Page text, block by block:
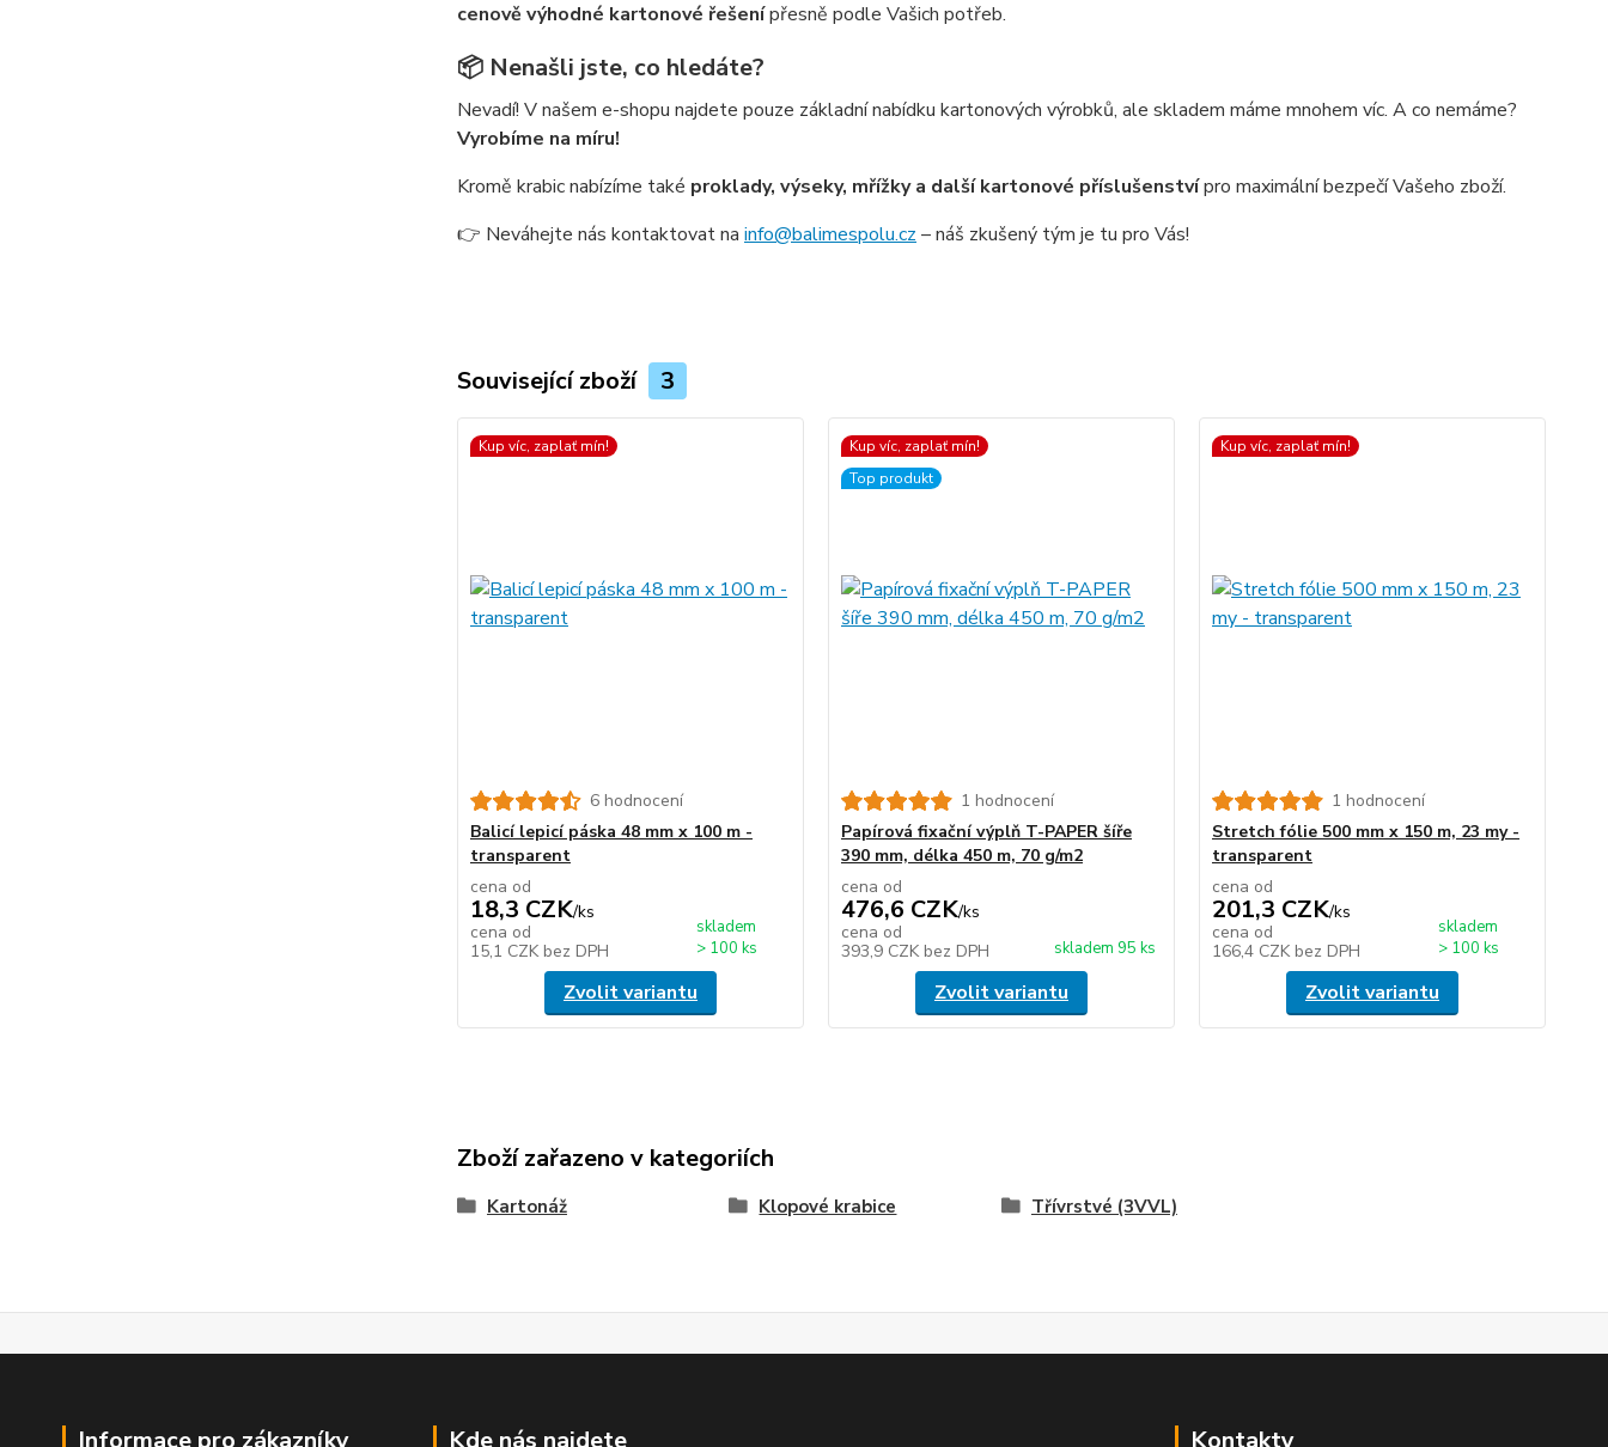
cenově výhodné kartonové řešenípřesně podle Vašich potřeb.
📦 Nenašli jste, co hledáte?
Nevadí! V našem e-shopu najdete pouze základní nabídku kartonových výrobků, ale skladem máme mnohem víc. A co nemáme?
Vyrobíme na míru!
Kromě krabic nabízíme také proklady, výseky, mřížky a další kartonové příslušenstvípro maximální bezpečí Vašeho zboží.
👉 Neváhejte nás kontaktovat na info@balimespolu.cz – náš zkušený tým je tu pro Vás!
Související zboží 3
Kup víc, zaplať mín!
6 hodnocení
Balicí lepicí páska 48 mm x 100 m -
transparent
cena od
18,3 CZK/ks
cena od
15,1 CZK bez DPH
skladem
> 100 ks
Zvolit variantu
Kup víc, zaplať mín!
Top produkt
1 hodnocení
Papírová fixační výplň T-PAPER šíře
390 mm, délka 450 m, 70 g/m2
cena od
476,6 CZK/ks
cena od
393,9 CZK bez DPH skladem 95 ks
Zvolit variantu
Kup víc, zaplať mín!
1 hodnocení
Stretch fólie 500 mm x 150 m, 23 my -
transparent
cena od
201,3 CZK/ks
cena od
166,4 CZK bez DPH
skladem
> 100 ks
Zvolit variantu
Zboží zařazeno v kategoriích
Kartonáž Klopové krabice Třívrstvé (3VVL)
Informace pro zákazníky Kde nás najdete Kontakty